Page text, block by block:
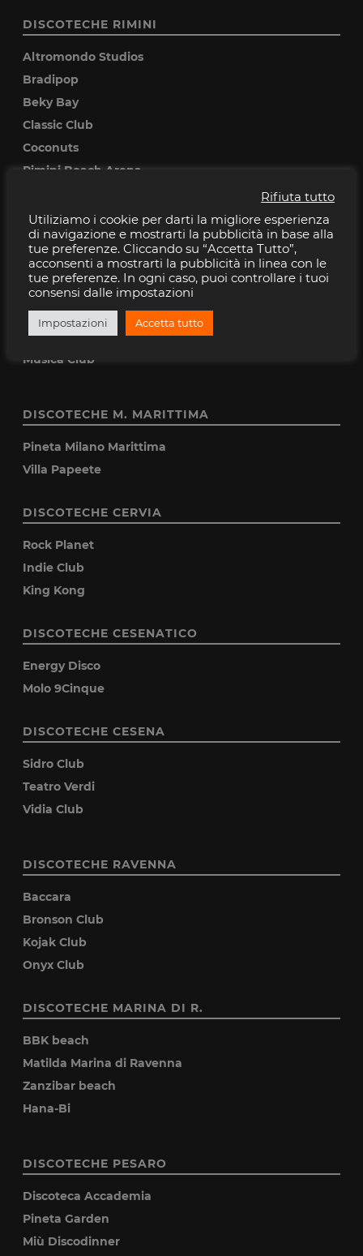
DISCOTECHE RIMINI
Altromondo Studios
Bradipop
Beky Bay
Classic Club
Coconuts
Rimini Beach Arena
DISCOTECHE RICCIONE
Baia Imperiale
Cocoricò
Pascia
Peter pan
Villa delle Rose
Musica Club
DISCOTECHE M. MARITTIMA
Pineta Milano Marittima
Villa Papeete
DISCOTECHE CERVIA
Rock Planet
Indie Club
King Kong
DISCOTECHE CESENATICO
Energy Disco
Molo 9Cinque
DISCOTECHE CESENA
Sidro Club
Teatro Verdi
Vidia Club
DISCOTECHE RAVENNA
Baccara
Bronson Club
Kojak Club
Onyx Club
DISCOTECHE MARINA DI R.
BBK beach
Matilda Marina di Ravenna
Zanzibar beach
Hana-Bi
DISCOTECHE PESARO
Discoteca Accademia
Pineta Garden
Miù Discodinner
Rifiuta tutto
Utiliziamo i cookie per darti la migliore esperienza
di navigazione e mostrarti la pubblicità in base alla
tue preferenze. Cliccando su “Accetta Tutto”,
acconsenti a mostrarti la pubblicità in linea con le
tue preferenze. In ogni caso, puoi controllare i tuoi
consensi dalle impostazioni
Impostazioni Accetta tutto